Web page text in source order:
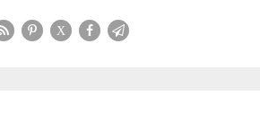
X